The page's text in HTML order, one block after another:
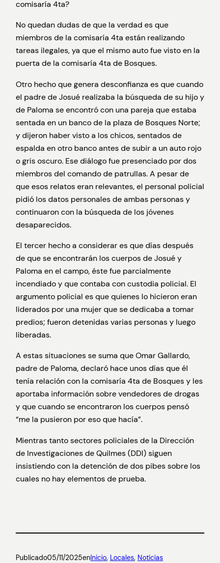
comisaría 4ta?
No quedan dudas de que la verdad es que
miembros de la comisaría 4ta están realizando
tareas ilegales, ya que el mismo auto fue visto en la
puerta de la comisaría 4ta de Bosques.
Otro hecho que genera desconfianza es que cuando
el padre de Josué realizaba la búsqueda de su hijo y
de Paloma se encontró con una pareja que estaba
sentada en un banco de la plaza de Bosques Norte;
y dijeron haber visto a los chicos, sentados de
espalda en otro banco antes de subir a un auto rojo
o gris oscuro. Ese diálogo fue presenciado por dos
miembros del comando de patrullas. A pesar de
que esos relatos eran relevantes, el personal policial
pidió los datos personales de ambas personas y
continuaron con la búsqueda de los jóvenes
desaparecidos.
El tercer hecho a considerar es que días después
de que se encontrarán los cuerpos de Josué y
Paloma en el campo, éste fue parcialmente
incendiado y que contaba con custodia policial. El
argumento policial es que quienes lo hicieron eran
liderados por una mujer que se dedicaba a tomar
predios; fueron detenidas varias personas y luego
liberadas.
A estas situaciones se suma que Omar Gallardo,
padre de Paloma, declaró hace unos días que él
tenía relación con la comisaría 4ta de Bosques y les
aportaba información sobre vendedores de drogas
y que cuando se encontraron los cuerpos pensó
“me la pusieron por eso que hacía”.
Mientras tanto sectores policiales de la Dirección
de Investigaciones de Quilmes (DDI) siguen
insistiendo con la detención de dos pibes sobre los
cuales no hay elementos de prueba.
Publicado05/11/2025enInicio, Locales, Noticias